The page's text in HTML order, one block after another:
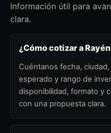
Información útil para
clara.
¿Cómo cotizar a
Cuéntanos fecha,
esperado y rango de
disponibilidad, formato y
con una propuesta clara.